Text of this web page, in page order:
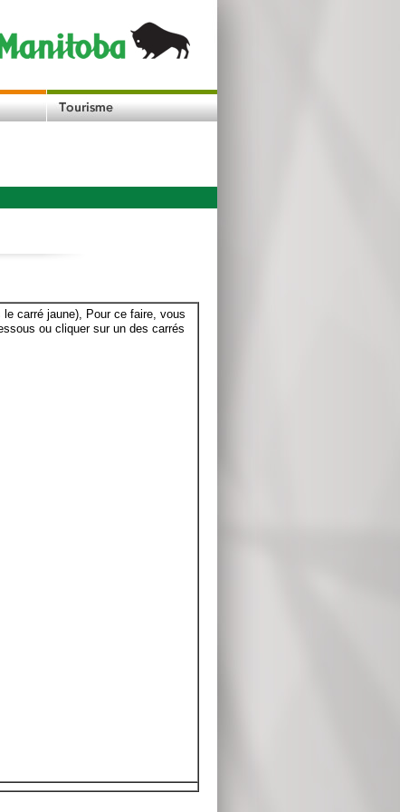
carré jaune), Pour ce faire, vous
ou cliquer sur un des carrés